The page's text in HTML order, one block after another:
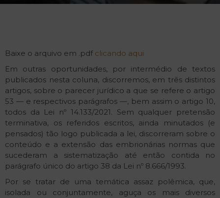
Baixe o arquivo em .pdf clicando aqui
Em outras oportunidades, por intermédio de textos
publicados nesta coluna, discorremos, em três distintos
artigos, sobre o parecer jurídico a que se refere o artigo
53 — e respectivos parágrafos —, bem assim o artigo 10,
todos da Lei nº 14.133/2021. Sem qualquer pretensão
terminativa, os referidos escritos, ainda minutados (e
pensados) tão logo publicada a lei, discorreram sobre o
conteúdo e a extensão das embrionárias normas que
sucederam a sistematização até então contida no
parágrafo único do artigo 38 da Lei nº 8.666/1993.
Por se tratar de uma temática assaz polêmica, que,
isolada ou conjuntamente, aguça os mais diversos